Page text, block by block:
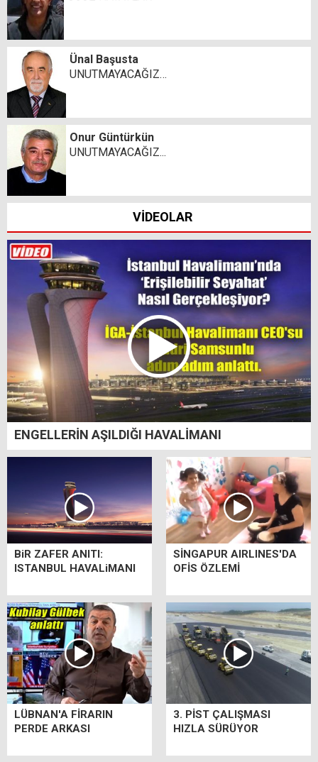
Ünal Başusta
UNUTMAYACAĞIZ…
Onur Güntürkün
UNUTMAYACAĞIZ...
VİDEOLAR
ENGELLERİN AŞILDIĞI HAVALİMANI
BiR ZAFER ANITI:
ISTANBUL HAVALiMANI
SİNGAPUR AIRLINES'DA
OFİS ÖZLEMİ
LÜBNAN'A FİRARIN
PERDE ARKASI
3. PİST ÇALIŞMASI
HIZLA SÜRÜYOR